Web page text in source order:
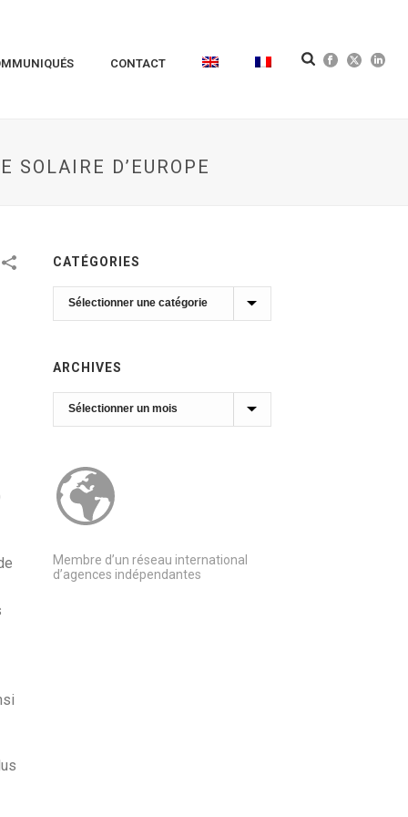
CONTACT
SOLAIRE D’EUROPE
CATÉGORIES
Catégories
ARCHIVES
Archives
Membre d’un réseau international
d’agences indépendantes